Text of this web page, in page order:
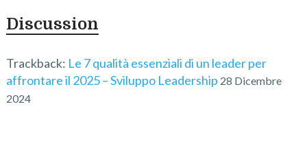
Discussion
Trackback: Le 7 qualità essenziali di un leader per
affrontare il 2025 – Sviluppo Leadership 28 Dicembre
2024